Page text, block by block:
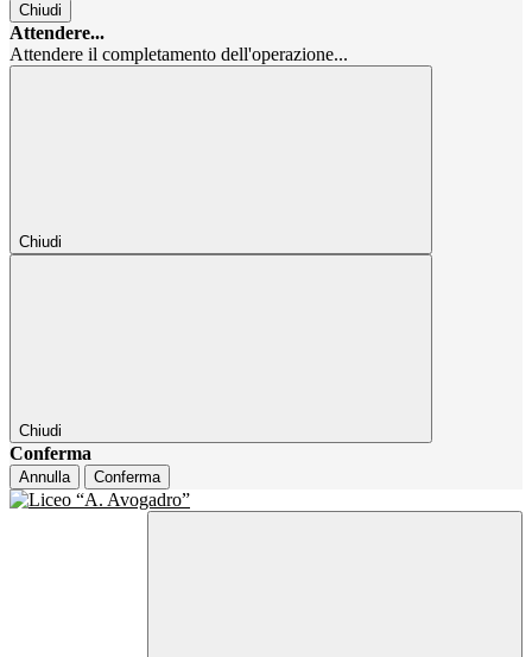
Chiudi
Attendere...
Attendere il completamento dell'operazione...
Chiudi
Chiudi
Conferma
Annulla Conferma